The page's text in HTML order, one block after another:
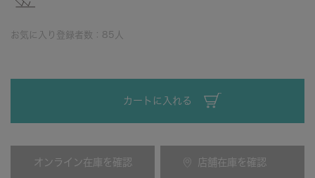
お気に入り登録者数： 85 人
カートに入れる
オンライン在庫を確認 店舗在庫を確認